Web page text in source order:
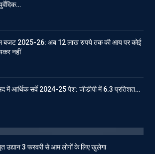
बजट 2025-26: अब 12 लाख रुपये तक की आय पर कोई
नहीं
में आर्थिक सर्वे 2024-25 पेश: जीडीपी में 6.3 प्रतिशत…
उद्यान 3 फरवरी से आम लोगों के लिए खुलेगा